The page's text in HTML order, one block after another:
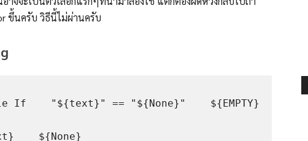
ขึ้นครับ วิธีนี้ไม่ผ่านครับ
If    "${text}" == "${None}"    ${EMPTY}